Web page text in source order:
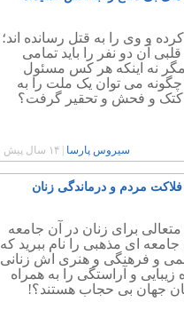
و وی را به قتل رسانده اند؛
آن دو نفر را باید تمامی
مگر نه اینکه هر کس مسئول
می توان یک ملت را به
کتک و فحش و تحقیر گرفت؟
سیروس پارسا ۱۴ سال پیش
مردم و درماندگی زنان
برای زنان در آن جامعه
ای مذهبی را نام ببرید که
و فرهنگی و هنری اش زنانی
زیبایی و آراستگی را به همراه
جهان بی حجاب هستند؟!